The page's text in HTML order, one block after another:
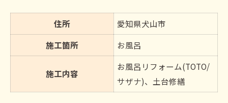
住所
愛知県犬山市
施工箇所
お風呂
施工内容
お風呂リフォーム(TOTO/
サザナ)、土台修繕